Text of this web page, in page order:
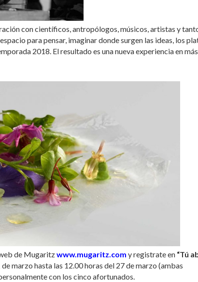
con científicos, antropólogos, músicos, artistas y
para pensar, imaginar donde surgen las ideas, los
2018. El resultado es una nueva experiencia en
de Mugaritzwww.mugaritz.com y registrate en “Tú
marzo hasta las 12.00 horas del 27 de marzo (ambas
con los cinco afortunados.